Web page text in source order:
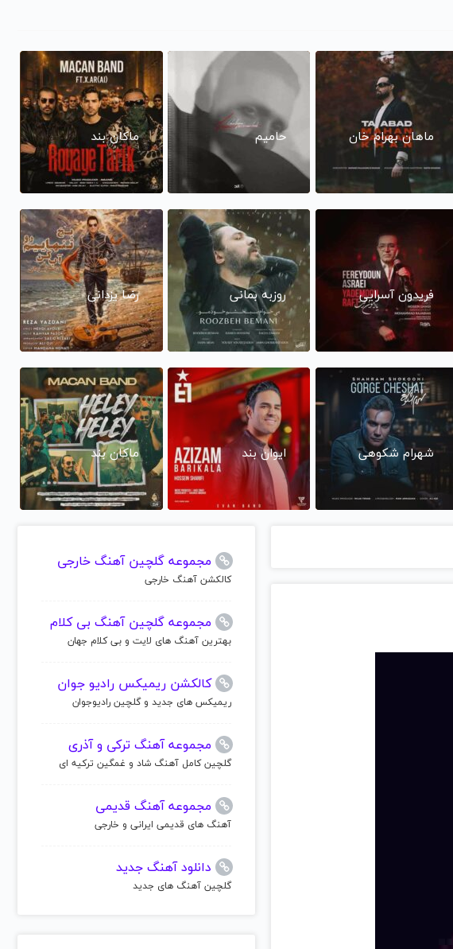
ماهان بهرام خان حامیم ماکان بند
فریدون آسرایی روزبه بمانی رضا یزدانی
شهرام شکوهی ایوان بند ماکان بند
مجموعه گلچین آهنگ خارجی
کالکشن آهنگ خارجی
مجموعه گلچین آهنگ بی کلام
بهترین آهنگ های لایت و بی کلام جهان
کالکشن ریمیکس رادیو جوان
ریمیکس های جدید و گلچین رادیوجوان
مجموعه آهنگ ترکی و آذری
گلچین کامل آهنگ شاد و غمگین ترکیه ای
مجموعه آهنگ قدیمی
آهنگ های قدیمی ایرانی و خارجی
دانلود آهنگ جدید
گلچین آهنگ های جدید